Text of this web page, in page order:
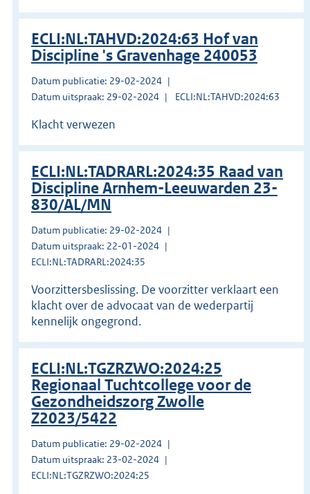
ECLI:NL:TAHVD:2024:63 Hof van
Discipline 's Gravenhage 240053
Datum publicatie: 29-02-2024
Datum uitspraak: 29-02-2024
ECLI:NL:TAHVD:2024:63
Klacht verwezen
ECLI:NL:TADRARL:2024:35 Raad van
Discipline Arnhem-Leeuwarden 23-
830/AL/MN
Datum publicatie: 29-02-2024
Datum uitspraak: 22-01-2024
ECLI:NL:TADRARL:2024:35
Voorzittersbeslissing. De voorzitter verklaart een
klacht over de advocaat van de wederpartij
kennelijk ongegrond.
ECLI:NL:TGZRZWO:2024:25
Regionaal Tuchtcollege voor de
Gezondheidszorg Zwolle
Z2023/5422
Datum publicatie: 29-02-2024
Datum uitspraak: 23-02-2024
ECLI:NL:TGZRZWO:2024:25